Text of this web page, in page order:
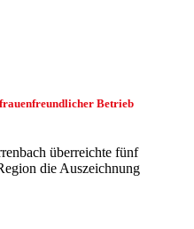
Betrieb
überreichte fünf
die Auszeichnung